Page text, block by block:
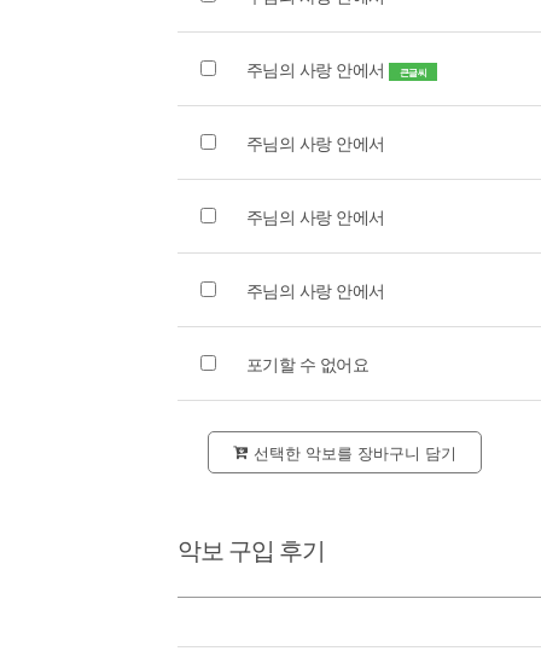
주님의 사랑 안에서 큰글씨
주님의 사랑 안에서
주님의 사랑 안에서
주님의 사랑 안에서
포기할 수 없어요
선택한 악보를 장바구니 담기
악보 구입 후기